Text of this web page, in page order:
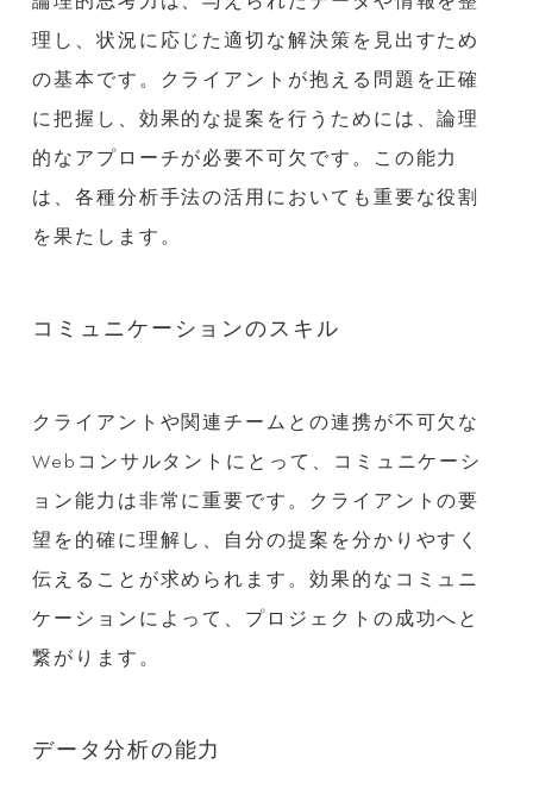
理し、状況に応じた適切な解決策を見出すため
の基本です。クライアントが抱える問題を正確
に把握し、効果的な提案を行うためには、論理
的なアプローチが必要不可欠です。この能力
は、各種分析手法の活用においても重要な役割
を果たします。
コミュニケーションのスキル
クライアントや関連チームとの連携が不可欠な
Webコンサルタントにとって、コミュニケーシ
ョン能力は非常に重要です。クライアントの要
望を的確に理解し、自分の提案を分かりやすく
伝えることが求められます。効果的なコミュニ
ケーションによって、プロジェクトの成功へと
繋がります。
データ分析の能力